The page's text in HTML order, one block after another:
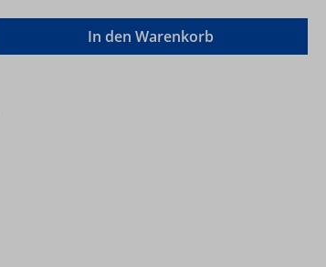
Gib den gewünschten Wert
In den Warenkorb